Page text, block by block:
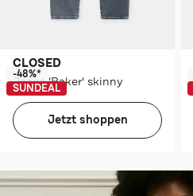
CLOSED
Jeans 'Baker' skinny
-48%*
SUNDEAL
Jetzt shoppen